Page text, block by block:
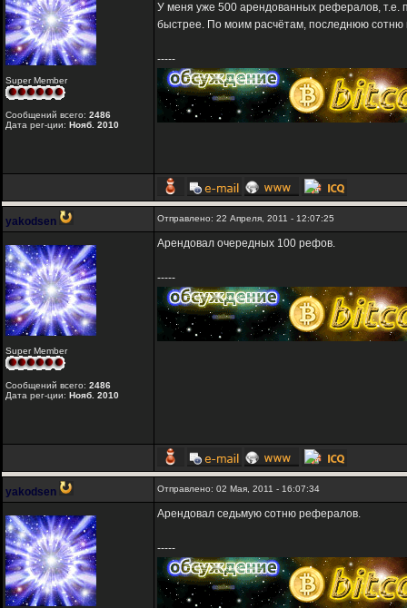
Super Member
Сообщений всего: 2486
Дата рег-ции: Нояб. 2010
У меня уже 500 арендованных рефералов, т.е.
быстрее. По моим расчётам, последнюю сотню
-----
yakodsen Отправлено: 22 Апреля, 2011 - 12:07:25
Super Member
Сообщений всего: 2486
Дата рег-ции: Нояб. 2010
Арендовал очередных 100 рефов.
-----
yakodsen Отправлено: 02 Мая, 2011 - 16:07:34
Арендовал седьмую сотню рефералов.
-----